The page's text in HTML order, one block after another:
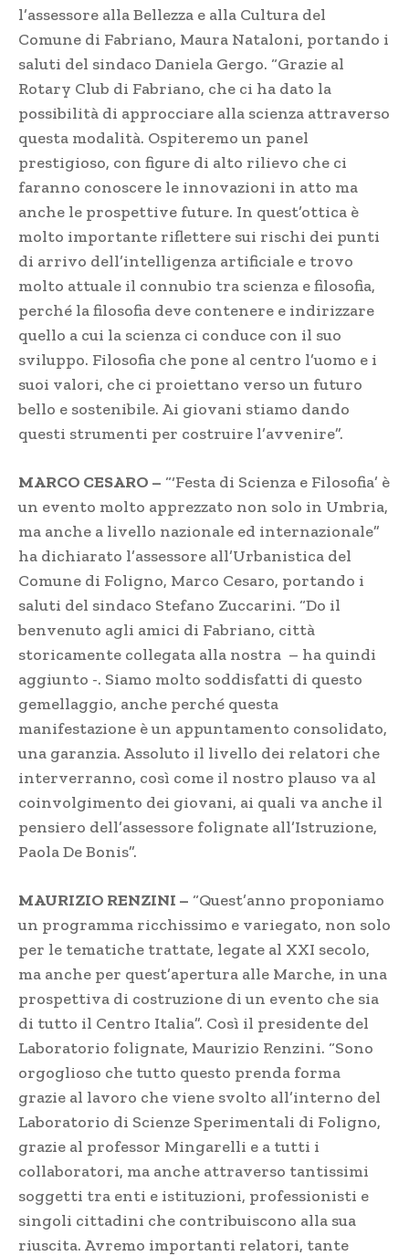
l’assessore alla Bellezza e alla Cultura del
Comune di Fabriano, Maura Nataloni, portando i
saluti del sindaco Daniela Gergo. “Grazie al
Rotary Club di Fabriano, che ci ha dato la
possibilità di approcciare alla scienza attraverso
questa modalità. Ospiteremo un panel
prestigioso, con figure di alto rilievo che ci
faranno conoscere le innovazioni in atto ma
anche le prospettive future. In quest’ottica è
molto importante riflettere sui rischi dei punti
di arrivo dell’intelligenza artificiale e trovo
molto attuale il connubio tra scienza e filosofia,
perché la filosofia deve contenere e indirizzare
quello a cui la scienza ci conduce con il suo
sviluppo. Filosofia che pone al centro l’uomo e i
suoi valori, che ci proiettano verso un futuro
bello e sostenibile. Ai giovani stiamo dando
questi strumenti per costruire l’avvenire”.
MARCO CESARO – “‘Festa di Scienza e Filosofia’ è
un evento molto apprezzato non solo in Umbria,
ma anche a livello nazionale ed internazionale”
ha dichiarato l’assessore all’Urbanistica del
Comune di Foligno, Marco Cesaro, portando i
saluti del sindaco Stefano Zuccarini. “Do il
benvenuto agli amici di Fabriano, città
storicamente collegata alla nostra – ha quindi
aggiunto -. Siamo molto soddisfatti di questo
gemellaggio, anche perché questa
manifestazione è un appuntamento consolidato,
una garanzia. Assoluto il livello dei relatori che
interverranno, così come il nostro plauso va al
coinvolgimento dei giovani, ai quali va anche il
pensiero dell’assessore folignate all’Istruzione,
Paola De Bonis”.
MAURIZIO RENZINI – “Quest’anno proponiamo
un programma ricchissimo e variegato, non solo
per le tematiche trattate, legate al XXI secolo,
ma anche per quest’apertura alle Marche, in una
prospettiva di costruzione di un evento che sia
di tutto il Centro Italia”. Così il presidente del
Laboratorio folignate, Maurizio Renzini. “Sono
orgoglioso che tutto questo prenda forma
grazie al lavoro che viene svolto all’interno del
Laboratorio di Scienze Sperimentali di Foligno,
grazie al professor Mingarelli e a tutti i
collaboratori, ma anche attraverso tantissimi
soggetti tra enti e istituzioni, professionisti e
singoli cittadini che contribuiscono alla sua
riuscita. Avremo importanti relatori, tante